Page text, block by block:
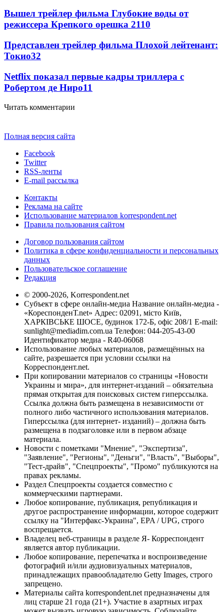
Вышел трейлер фильма Глубокие воды от
режиссера Крепкого орешка 2110
Представлен трейлер фильма Плохой лейтенант:
Токио32
Netflix показал первые кадры триллера с
Робертом де Ниро11
Читать комментарии
Полная версия сайта
Facebook
Twitter
RSS-ленты
E-mail рассылка
Контакты
Реклама на сайте
Использование материалов korrespondent.net
Правила пользования сайтом
Договор пользования сайтом
Политика в сфере конфиденциальности и персональных
данных
Пользовательское соглашение
Редакция
© 2000-2026, Korrespondent.net
Субъект в сфере онлайн-медиа Название онлайн-медиа -
«КореспонденТ.net» Адрес: 02091, місто Київ,
ХАРКІВСЬКЕ ШОСЕ, будинок 172-Б, офіс 208/1 E-mail:
sunlight@mediadim.com.ua Телефон: 044-205-43-00
Идентификатор медиа - R40-06068
Использование любых материалов, размещённых на
сайте, разрешается при условии ссылки на
Корреспондент.net.
При копировании материалов со страницы «Новости
Украины и мира», для интернет-изданий – обязательна
прямая открытая для поисковых систем гиперссылка.
Ссылка должна быть размещена в независимости от
полного либо частичного использования материалов.
Гиперссылка (для интернет- изданий) – должна быть
размещена в подзаголовке или в первом абзаце
материала.
Новости с пометками "Мнение", "Экспертиза",
"Заявление", "Регионы", "Деньги", "Власть", "Выборы",
"Тест-драйв", "Спецпроекты", "Промо" публикуются на
правах рекламы.
Раздел Спецпроекты создается совместно с
коммерческими партнерами.
Любое копирование, публикация, републикация и
другое распространение информации, которое содержит
ссылку на "Интерфакс-Украина", EPA / UPG, строго
воспрещается.
Владелец веб-страницы в разделе Я- Корреспондент
является автор публикации.
Любое копирование, перепечатка и воспроизведение
фотографий и/или аудиовизуальных материалов,
принадлежащих правообладателю Getty Images, строго
запрещено.
Материалы сайта korrespondent.net предназначены для
лиц старше 21 года (21+). Участие в азартных играх